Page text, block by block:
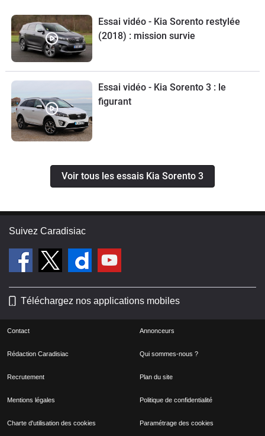
Essai vidéo - Kia Sorento restylée
(2018) : mission survie
Essai vidéo - Kia Sorento 3 : le
figurant
Voir tous les essais Kia Sorento 3
Suivez Caradisiac
Téléchargez nos applications mobiles
Contact Annonceurs
Rédaction Caradisiac Qui sommes-nous ?
Recrutement Plan du site
Mentions légales Politique de confidentialité
Charte d'utilisation des cookies Paramétrage des cookies